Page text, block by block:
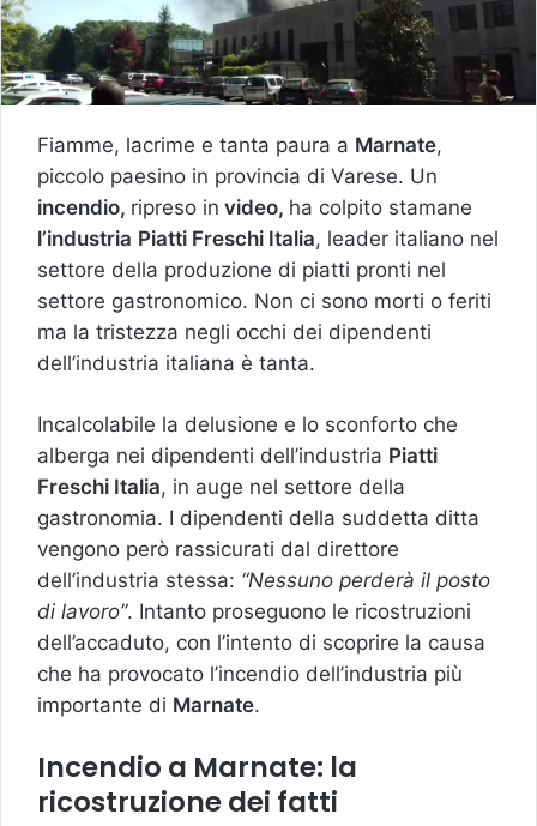
Fiamme, lacrime e tanta paura a Marnate,
piccolo paesino in provincia di Varese. Un
incendio, ripreso in video, ha colpito stamane
l’industria Piatti Freschi Italia, leader italiano nel
settore della produzione di piatti pronti nel
settore gastronomico. Non ci sono morti o feriti
ma la tristezza negli occhi dei dipendenti
dell’industria italiana è tanta.
Incalcolabile la delusione e lo sconforto che
alberga nei dipendenti dell’industria Piatti
Freschi Italia, in auge nel settore della
gastronomia. I dipendenti della suddetta ditta
vengono però rassicurati dal direttore
dell’industria stessa: “Nessuno perderà il posto
di lavoro”. Intanto proseguono le ricostruzioni
dell’accaduto, con l’intento di scoprire la causa
che ha provocato l’incendio dell’industria più
importante di Marnate.
Incendio a Marnate: la
ricostruzione dei fatti